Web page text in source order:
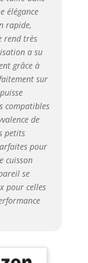
jusqu'à
cuit
plus
des
prix
élégance
rapide,
rend très
a su
grâce à
sur
compatibles
de
petits
pour
cuisson
se
pour celles